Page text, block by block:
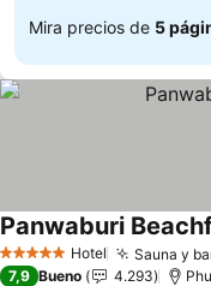
Mira precios de 5
5 Estrellas Hotel Sauna y
Panwaburi
7,9 Bueno 4.293